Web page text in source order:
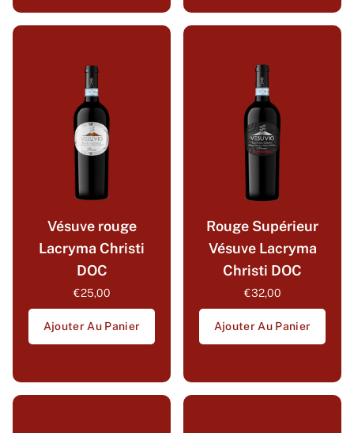
Vésuve rouge
Lacryma Christi
DOC
€25,00
Ajouter Au Panier
Rouge Supérieur
Vésuve Lacryma
Christi DOC
€32,00
Ajouter Au Panier